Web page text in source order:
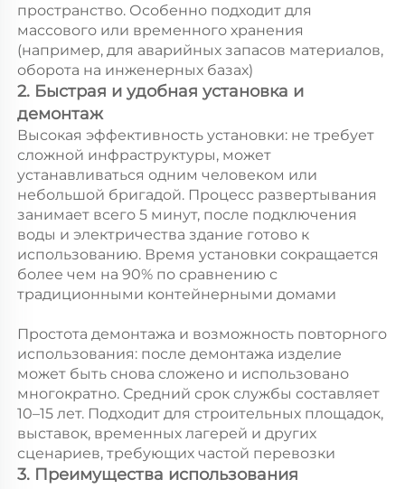
пространство. Особенно подходит для
массового или временного хранения
(например, для аварийных запасов материалов,
оборота на инженерных базах)
2. Быстрая и удобная установка и
демонтаж
Высокая эффективность установки: не требует
сложной инфраструктуры, может
устанавливаться одним человеком или
небольшой бригадой. Процесс развертывания
занимает всего 5 минут, после подключения
воды и электричества здание готово к
использованию. Время установки сокращается
более чем на 90% по сравнению с
традиционными контейнерными домами
Простота демонтажа и возможность повторного
использования: после демонтажа изделие
может быть снова сложено и использовано
многократно. Средний срок службы составляет
10–15 лет. Подходит для строительных площадок,
выставок, временных лагерей и других
сценариев, требующих частой перевозки
3. Преимущества использования